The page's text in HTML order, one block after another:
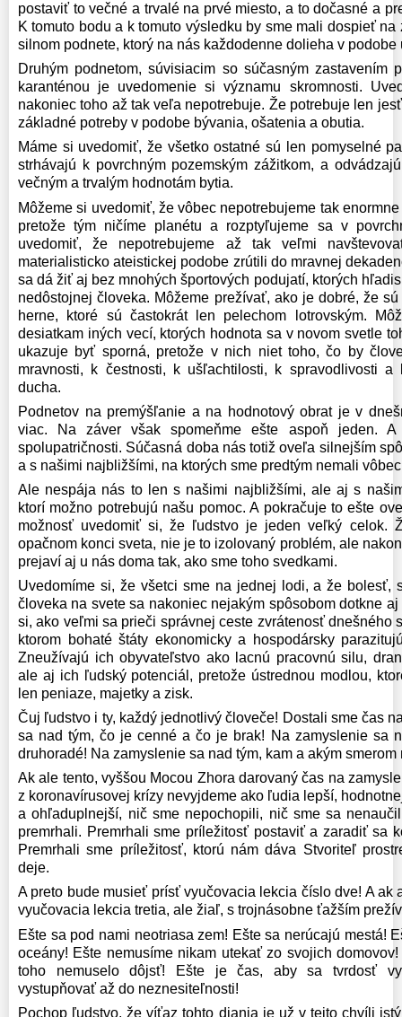
postaviť to večné a trvalé na prvé miesto, a to dočasné a
K tomuto bodu a k tomuto výsledku by sme mali dospieť
silnom podnete, ktorý na nás každodenne dolieha v podobe
Druhým podnetom, súvisiacim so súčasným zastavením
karanténou je uvedomenie si významu skromnosti.
nakoniec toho až tak veľa nepotrebuje. Že potrebuje len
základné potreby v podobe bývania, ošatenia a obutia.
Máme si uvedomiť, že všetko ostatné sú len pomyselné
strhávajú k povrchným pozemským zážitkom, a
večným a trvalým hodnotám bytia.
Môžeme si uvedomiť, že vôbec nepotrebujeme tak
pretože tým ničíme planétu a rozptyľujeme sa v
uvedomiť, že nepotrebujeme až tak veľmi
materialisticko ateistickej podobe zrútili do mravnej
sa dá žiť aj bez mnohých športových podujatí, ktorých
nedôstojnej človeka. Môžeme prežívať, ako je dobré, že
herne, ktoré sú častokrát len pelechom lotrovským.
desiatkam iných vecí, ktorých hodnota sa v novom svetle
ukazuje byť sporná, pretože v nich niet toho, čo by
mravnosti, k čestnosti, k ušľachtilosti, k spravodlivosti a
ducha.
Podnetov na premýšľanie a na hodnotový obrat je v
viac. Na záver však spomeňme ešte aspoň jeden.
spolupatričnosti. Súčasná doba nás totiž oveľa silnejším
a s našimi najbližšími, na ktorých sme predtým nemali
Ale nespája nás to len s našimi najbližšími, ale aj s
ktorí možno potrebujú našu pomoc. A pokračuje to ešte
možnosť uvedomiť si, že ľudstvo je jeden veľký celok.
opačnom konci sveta, nie je to izolovaný problém, ale
prejaví aj u nás doma tak, ako sme toho svedkami.
Uvedomíme si, že všetci sme na jednej lodi, a že bolesť,
človeka na svete sa nakoniec nejakým spôsobom dotkne
si, ako veľmi sa prieči správnej ceste zvrátenosť dnešného
ktorom bohaté štáty ekonomicky a hospodársky
Zneužívajú ich obyvateľstvo ako lacnú pracovnú silu,
ale aj ich ľudský potenciál, pretože ústrednou modlou,
len peniaze, majetky a zisk.
Čuj ľudstvo i ty, každý jednotlivý človeče! Dostali sme čas
sa nad tým, čo je cenné a čo je brak! Na zamyslenie sa
druhoradé! Na zamyslenie sa nad tým, kam a akým
Ak ale tento, vyššou Mocou Zhora darovaný čas na
z koronavírusovej krízy nevyjdeme ako ľudia lepší,
a ohľaduplnejší, nič sme nepochopili, nič sme sa
premrhali. Premrhali sme príležitosť postaviť a zaradiť sa
Premrhali sme príležitosť, ktorú nám dáva Stvoriteľ
deje.
A preto bude musieť prísť vyučovacia lekcia číslo dve! A ak
vyučovacia lekcia tretia, ale žiaľ, s trojnásobne ťažším
Ešte sa pod nami neotriasa zem! Ešte sa nerúcajú mestá!
oceány! Ešte nemusíme nikam utekať zo svojich
toho nemuselo dôjsť! Ešte je čas, aby sa tvrdosť
vystupňovať až do neznesiteľnosti!
Pochop ľudstvo, že víťaz tohto diania je už v tejto chvíli